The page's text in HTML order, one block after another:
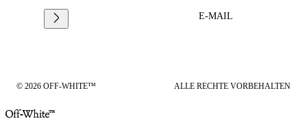
E-MAIL
© 2026 OFF-WHITE™ ALLE RECHTE VORBEHALTEN